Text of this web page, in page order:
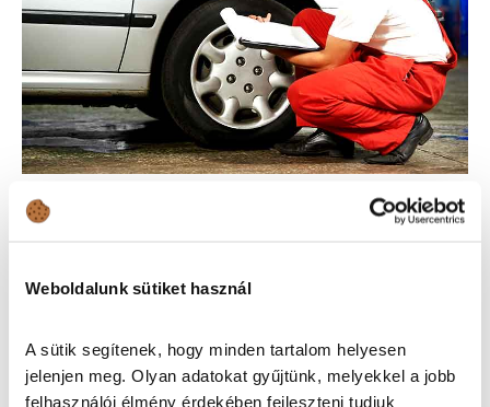
Weboldalunk sütiket használ
A sütik segítenek, hogy minden tartalom helyesen
jelenjen meg. Olyan adatokat gyűjtünk, melyekkel a jobb
felhasználói élmény érdekében fejleszteni tudjuk
3. EREDETVIZSGA NÉLKÜL NEM MEGY
Az eredetvizsgát még 1998-ban hozták létre, nem
autópark. A minden tulajdonosváltáskor kötelezően
elvégzendő vizsgálat során az arra jogosult szakember